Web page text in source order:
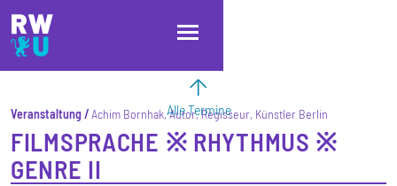
Direkt zum Inhalt
Direkt zur Hauptnavigation
Direkt zum Fußbereich
Alle Termine
Veranstaltung Achim Bornhak, Autor, Regisseur, Künstler Berlin
FILMSPRACHE ※ RHYTHMUS ※
GENRE II